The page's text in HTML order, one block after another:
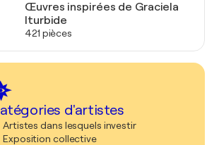
Œuvres inspirées de Graciela
Iturbide
421 pièces
d'artistes
Artistes dans lesquels investir
Exposition collective